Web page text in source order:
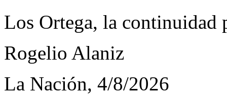
Los Ortega, la continuidad
Rogelio Alaniz
La Nación, 4/8/2026